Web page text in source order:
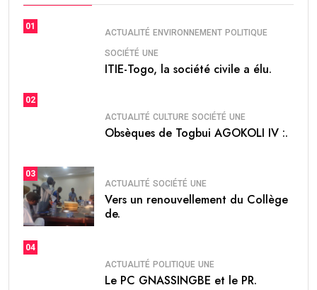
01
ACTUALITÉ ENVIRONNEMENT POLITIQUE
SOCIÉTÉ UNE
ITIE-Togo, la société civile a élu.
02
ACTUALITÉ CULTURE SOCIÉTÉ UNE
Obsèques de Togbui AGOKOLI IV :.
03
ACTUALITÉ SOCIÉTÉ UNE
Vers un renouvellement du Collège
de.
04
ACTUALITÉ POLITIQUE UNE
Le PC GNASSINGBE et le PR.